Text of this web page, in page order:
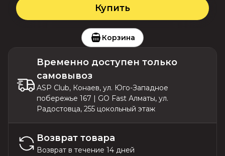
Купить
Корзина
Временно доступен только
самовывоз
ASP Club, Конаев, ул. Юго-Западное
побережье 167 | GO Fast Алматы, ул.
Радостовца, 255 цокольный этаж
Возврат товара
Возврат в течение 14 дней